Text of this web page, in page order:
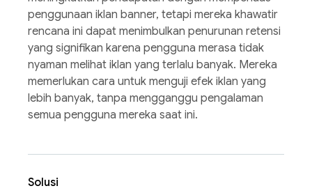
penggunaan iklan banner, tetapi mereka khawatir
rencana ini dapat menimbulkan penurunan retensi
yang signifikan karena pengguna merasa tidak
nyaman melihat iklan yang terlalu banyak. Mereka
memerlukan cara untuk menguji efek iklan yang
lebih banyak, tanpa mengganggu pengalaman
semua pengguna mereka saat ini.
Solusi